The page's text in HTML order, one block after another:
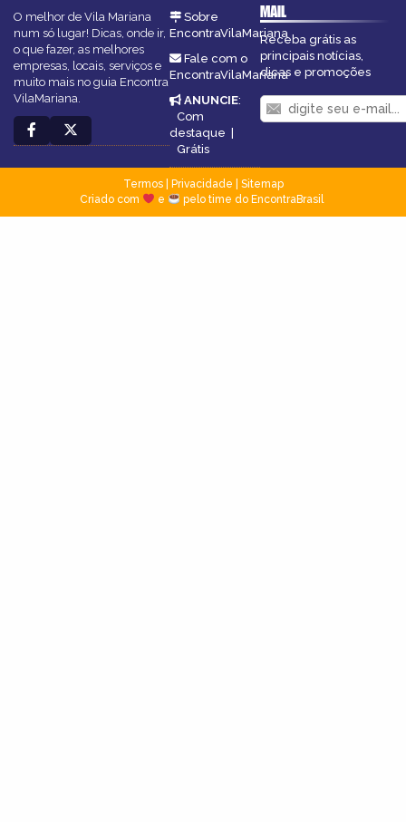
O melhor de Vila Mariana
num só lugar! Dicas, onde ir,
o que fazer, as melhores
empresas, locais, serviços e
muito mais no guia Encontra
VilaMariana.
Sobre
EncontraVilaMariana
Fale com o
EncontraVilaMariana
ANUNCIE:
Com
destaque |
Grátis
MAIL
Receba grátis as
principais notícias,
dicas e promoções
Termos| Privacidade
Sitemap
Criado com
e pelo time do EncontraBrasil